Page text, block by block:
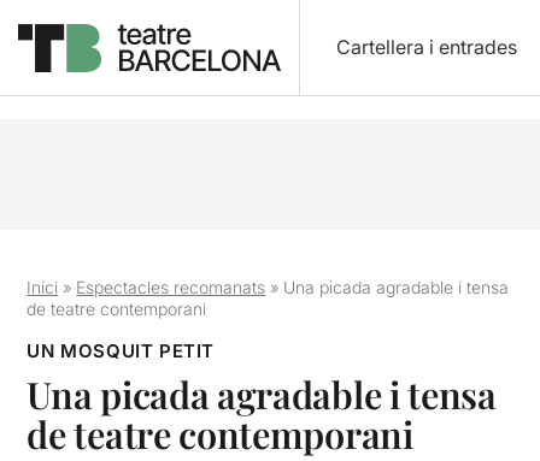
Cartellera i entrades
Inici » Espectacles recomanats » Una picada agradable i tensa
de teatre contemporani
UN MOSQUIT PETIT
Una picada agradable i tensa
de teatre contemporani